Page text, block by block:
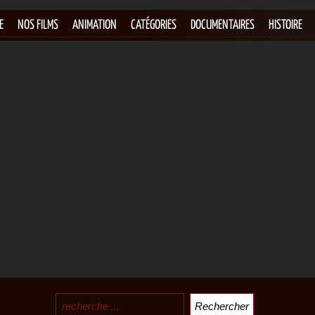
NOS FILMS ANIMATION CATÉGORIES DOCUMENTAIRES HISTOIRE